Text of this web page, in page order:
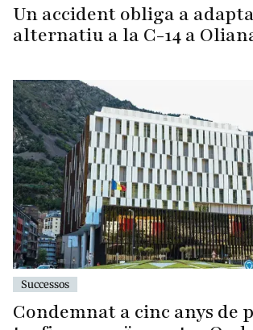
Un accident obliga a
alternatiu a la C-14 a
Successos
Condemnat a cinc anys de